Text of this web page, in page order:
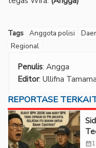
Tags Anggota polisi
Regional
Penulis: Angga
Editor: Ullifna Tamama
REPORTASE
calendar_month